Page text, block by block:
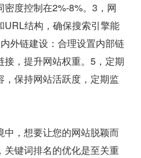
度控制在2%-8%。3，网
URL结构，确保搜索引擎能
外链建设：合理设置内部链
，提升网站权重。5，定期
保持网站活跃度，定期监
，想要让您的网站脱颖而
关键词排名的优化是至关重